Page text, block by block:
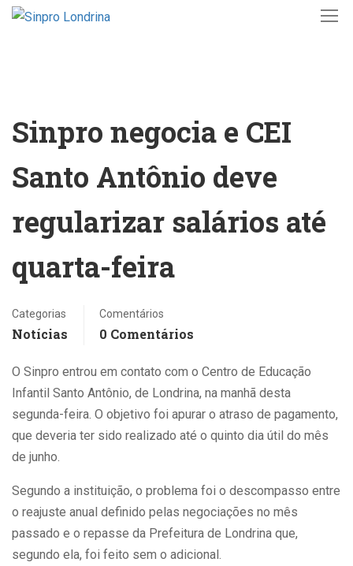
Sinpro negocia e CEI
Santo Antônio deve
regularizar salários até
quarta-feira
Categorias
Notícias
Comentários
0 Comentários
O Sinpro entrou em contato com o Centro de Educação
Infantil Santo Antônio, de Londrina, na manhã desta
segunda-feira. O objetivo foi apurar o atraso de pagamento,
que deveria ter sido realizado até o quinto dia útil do mês
de junho.
Segundo a instituição, o problema foi o descompasso entre
o reajuste anual definido pelas negociações no mês
passado e o repasse da Prefeitura de Londrina que,
segundo ela, foi feito sem o adicional.